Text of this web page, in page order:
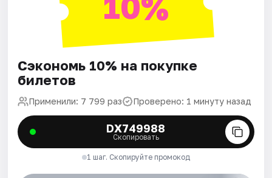
Сэкономь 10% на покупке
билетов
Применили: 7 799 раз Проверено: 1 минуту назад
DX749988
Скопировать
1 шаг. Скопируйте промокод